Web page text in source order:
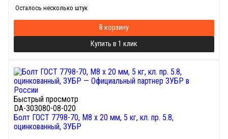
Осталось несколько штук
В корзину
Купить в 1 клик
Быстрый просмотр
DA-303080-08-020
Болт ГОСТ 7798-70, M8 x 20 мм, 5 кг, кл. пр. 5.8,
оцинкованный, ЗУБР